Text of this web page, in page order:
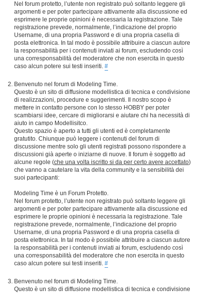
Nel forum protetto, l’utente non registrato può soltanto leggere gli
argomenti e per poter partecipare attivamente alla discussione ed
esprimere le proprie opinioni è necessaria la registrazione. Tale
registrazione prevede, normalmente, l’indicazione del proprio
Username, di una propria Password e di una propria casella di
posta elettronica. In tal modo è possibile attribuire a ciascun autore
la responsabilità per i contenuti inviati ai forum, escludendo così
una corresponsabilità del moderatore che non esercita in questo
caso alcun potere sui testi inseriti. #
Benvenuto nel forum di Modeling Time.
Questo è un sito di diffusione modellistica di tecnica e condivisione
di realizzazioni, procedure e suggerimenti. Il nostro scopo è
mettere in contatto persone con lo stesso HOBBY per poter
scambiarsi idee, cercare di migliorarsi e aiutare chi ha necessità di
aiuto in campo Modellisitco.
Questo spazio è aperto a tutti gli utenti ed è completamente
gratutito. Chiunque può leggere i contenuti del forum di
discussione mentre solo gli utenti registrati possono rispondere a
discussioni già aperte o iniziarne di nuove. Il forum è soggetto ad
alcune regole (che una volta iscritto si da per certo avere accettato)
che vanno a cautelare la vita della community e la sensibilità dei
suoi partecipanti:
Modeling Time è un Forum Protetto.
Nel forum protetto, l’utente non registrato può soltanto leggere gli
argomenti e per poter partecipare attivamente alla discussione ed
esprimere le proprie opinioni è necessaria la registrazione. Tale
registrazione prevede, normalmente, l’indicazione del proprio
Username, di una propria Password e di una propria casella di
posta elettronica. In tal modo è possibile attribuire a ciascun autore
la responsabilità per i contenuti inviati ai forum, escludendo così
una corresponsabilità del moderatore che non esercita in questo
caso alcun potere sui testi inseriti. #
Benvenuto nel forum di Modeling Time.
Questo è un sito di diffusione modellistica di tecnica e condivisione